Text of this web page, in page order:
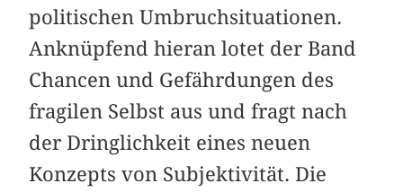
politischen Umbruchsituationen.
Anknüpfend hieran lotet der Band
Chancen und Gefährdungen des
fragilen Selbst aus und fragt nach
der Dringlichkeit eines neuen
Konzepts von Subjektivität. Die